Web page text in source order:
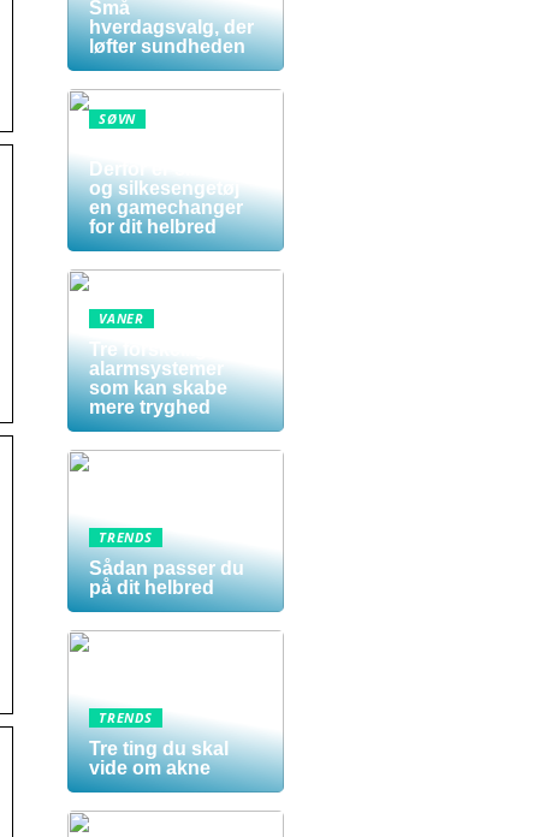
Små
hverdagsvalg, der
løfter sundheden
SØVN
Derfor er silkedyne
og silkesengetøj
en gamechanger
for dit helbred
VANER
Tre forskellige
alarmsystemer
som kan skabe
mere tryghed
TRENDS
Sådan passer du
på dit helbred
TRENDS
Tre ting du skal
vide om akne